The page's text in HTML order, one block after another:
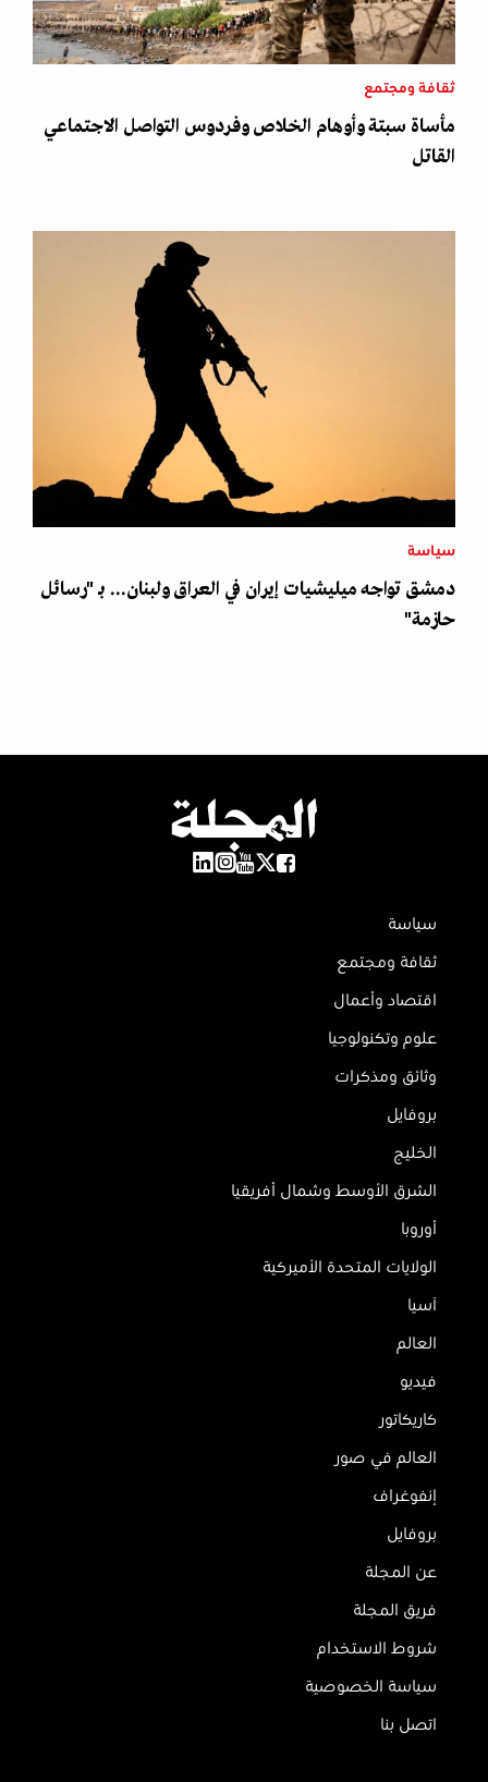
ثقافة ومجتمع
مأساة سبتة وأوهام الخلاص وفردوس التواصل الاجتماعي
القاتل
سياسة
دمشق تواجه ميليشيات إيران في العراق ولبنان... بـ "رسائل
حازمة"
سياسة
ثقافة ومجتمع
اقتصاد وأعمال
علوم وتكنولوجيا
وثائق ومذكرات
بروفايل
الخليج
الشرق الأوسط وشمال أفريقيا
أوروبا
الولايات المتحدة الأميركية
آسيا
العالم
فيديو
كاريكاتور
العالم في صور
إنفوغراف
بروفايل
عن المجلة
فريق المجلة
شروط الاستخدام
سياسة الخصوصية
اتصل بنا